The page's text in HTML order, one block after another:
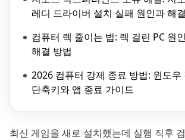
레디 드라이버 설치 실패 원인과 해
컴퓨터 렉 줄이는 법: 렉 걸린 PC 원
해결 방법
2026 컴퓨터 강제 종료 방법: 윈도우
단축키와 앱 종료 가이드
최신 게임을 새로 설치했는데 실행 직후